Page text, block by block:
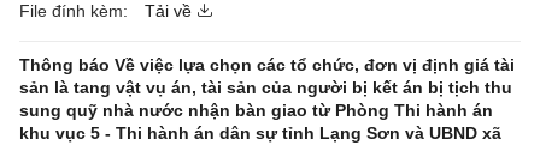
File đính kèm:
Tải về
Thông báo Về việc lựa chọn các tổ chức, đơn vị định giá tài
sản là tang vật vụ án, tài sản của người bị kết án bị tịch thu
sung quỹ nhà nước nhận bàn giao từ Phòng Thi hành án
khu vục 5 - Thi hành án dân sự tỉnh Lạng Sơn và UBND xã